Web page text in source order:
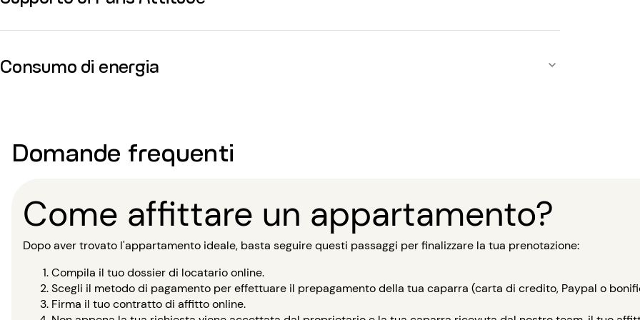
Consumo di energia
Domande frequenti
Come affittare un appartamento?
Dopo aver trovato l'appartamento ideale, basta seguire questi passaggi per finalizzare la tua prenotazione:
Compila il tuo dossier di locatario online.
Scegli il metodo di pagamento per effettuare il prepagamento della tua caparra (carta di credito, Paypal o
Firma il tuo contratto di affitto online.